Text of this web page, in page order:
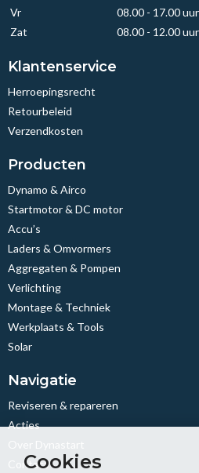
Cookies
Vr
08.00 - 17.00 uur
Zat
08.00 - 12.00 uur
Klantenservice
Herroepingsrecht
Retourbeleid
Verzendkosten
Producten
Dynamo & Airco
Startmotor & DC motor
Accu’s
Laders & Omvormers
Aggregaten & Pompen
Verlichting
Montage & Techniek
Werkplaats & Tools
Solar
Navigatie
Reviseren & repareren
Acties
Contact